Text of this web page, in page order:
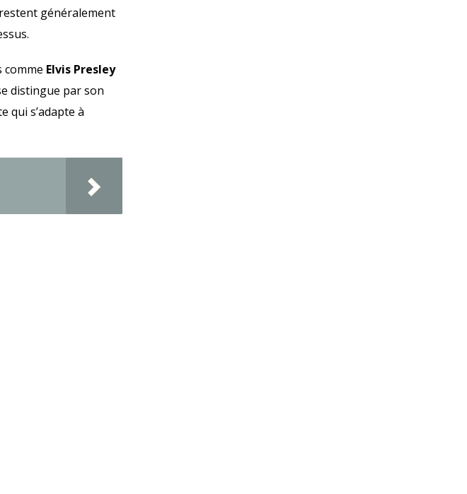
généralement
comme Elvis Presley
distingue par son
qui s’adapte à